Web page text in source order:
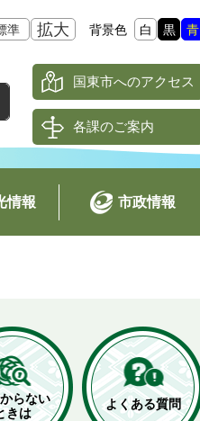
準 拡大 背景色 白 黒 青
国東市へのアクセス
各課のご案内
情報 市政情報
らない
きは
よくある質問